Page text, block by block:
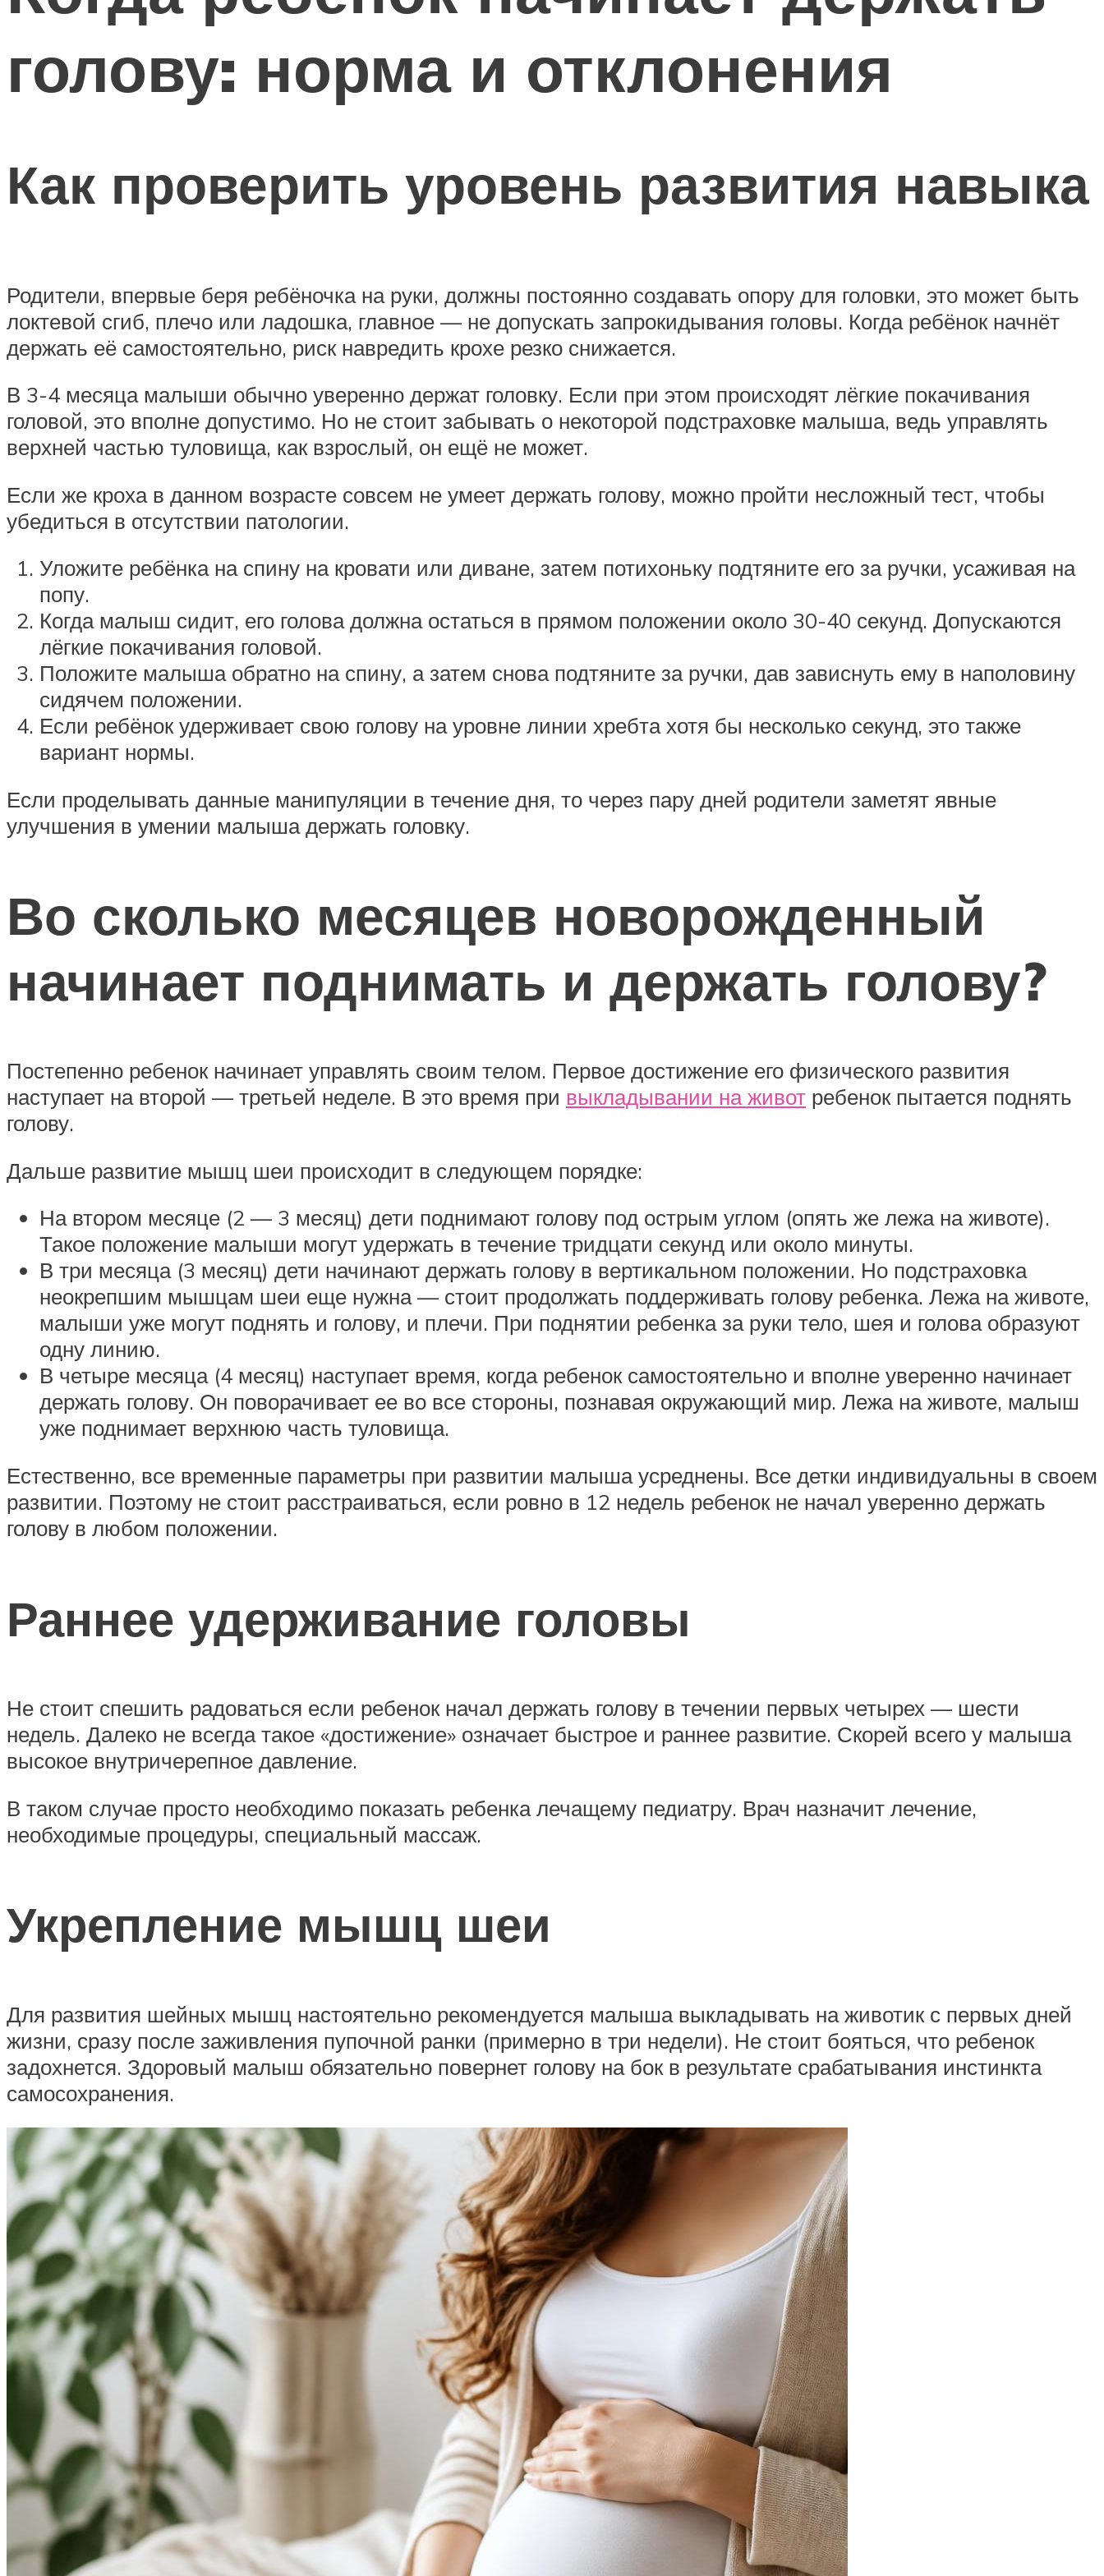
голову: норма и отклонения
Как проверить уровень развития навыка
Родители, впервые беря ребёночка на руки, должны постоянно создавать опору для головки, это может быть
локтевой сгиб, плечо или ладошка, главное — не допускать запрокидывания головы. Когда ребёнок начнёт
держать её самостоятельно, риск навредить крохе резко снижается.
В 3-4 месяца малыши обычно уверенно держат головку. Если при этом происходят лёгкие покачивания
головой, это вполне допустимо. Но не стоит забывать о некоторой подстраховке малыша, ведь управлять
верхней частью туловища, как взрослый, он ещё не может.
Если же кроха в данном возрасте совсем не умеет держать голову, можно пройти несложный тест, чтобы
убедиться в отсутствии патологии.
Уложите ребёнка на спину на кровати или диване, затем потихоньку подтяните его за ручки, усаживая на
попу.
Когда малыш сидит, его голова должна остаться в прямом положении около 30-40 секунд. Допускаются
лёгкие покачивания головой.
Положите малыша обратно на спину, а затем снова подтяните за ручки, дав зависнуть ему в наполовину
сидячем положении.
Если ребёнок удерживает свою голову на уровне линии хребта хотя бы несколько секунд, это также
вариант нормы.
Если проделывать данные манипуляции в течение дня, то через пару дней родители заметят явные
улучшения в умении малыша держать головку.
Во сколько месяцев новорожденный
начинает поднимать и держать голову?
Постепенно ребенок начинает управлять своим телом. Первое достижение его физического развития
наступает на второй — третьей неделе. В это время при выкладывании на живот ребенок пытается поднять
голову.
Дальше развитие мышц шеи происходит в следующем порядке:
На втором месяце (2 — 3 месяц) дети поднимают голову под острым углом (опять же лежа на животе).
Такое положение малыши могут удержать в течение тридцати секунд или около минуты.
В три месяца (3 месяц) дети начинают держать голову в вертикальном положении. Но подстраховка
неокрепшим мышцам шеи еще нужна — стоит продолжать поддерживать голову ребенка. Лежа на животе,
малыши уже могут поднять и голову, и плечи. При поднятии ребенка за руки тело, шея и голова образуют
одну линию.
В четыре месяца (4 месяц) наступает время, когда ребенок самостоятельно и вполне уверенно начинает
держать голову. Он поворачивает ее во все стороны, познавая окружающий мир. Лежа на животе, малыш
уже поднимает верхнюю часть туловища.
Естественно, все временные параметры при развитии малыша усреднены. Все детки индивидуальны в своем
развитии. Поэтому не стоит расстраиваться, если ровно в 12 недель ребенок не начал уверенно держать
голову в любом положении.
Раннее удерживание головы
Не стоит спешить радоваться если ребенок начал держать голову в течении первых четырех — шести
недель. Далеко не всегда такое «достижение» означает быстрое и раннее развитие. Скорей всего у малыша
высокое внутричерепное давление.
В таком случае просто необходимо показать ребенка лечащему педиатру. Врач назначит лечение,
необходимые процедуры, специальный массаж.
Укрепление мышц шеи
Для развития шейных мышц настоятельно рекомендуется малыша выкладывать на животик с первых дней
жизни, сразу после заживления пупочной ранки (примерно в три недели). Не стоит бояться, что ребенок
задохнется. Здоровый малыш обязательно повернет голову на бок в результате срабатывания инстинкта
самосохранения.